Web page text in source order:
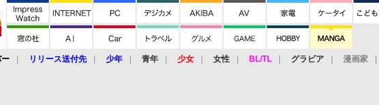
リリース送付先 少年 青年 少女 女性 BL/TL グラビア 漫画家